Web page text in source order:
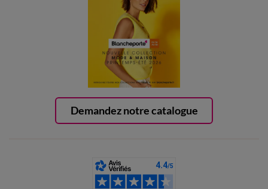
Demandez notre catalogue